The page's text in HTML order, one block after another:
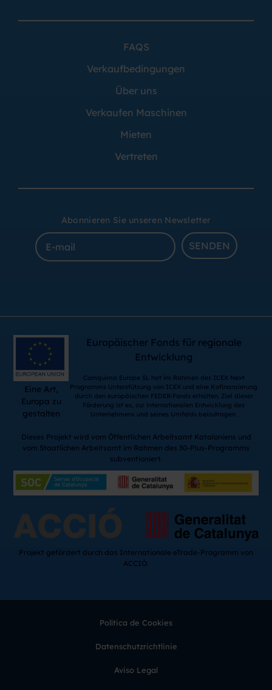
FAQS
Verkaufbedingungen
Über uns
Verkaufen Maschinen
Mieten
Vertreten
Abonnieren Sie unseren Newsletter
SENDEN
Eine Art,
Europa zu
gestalten
Europäischer Fonds für regionale
Entwicklung
Comquima Europe SL hat im Rahmen des ICEX Next
Programms Unterstützung von ICEX und eine Kofinanzierung
durch den europäischen FEDER-Fonds erhalten. Ziel dieser
Förderung ist es, zur internationalen Entwicklung des
Unternehmens und seines Umfelds beizutragen.
Dieses Projekt wird vom Öffentlichen Arbeitsamt Kataloniens und
vom Staatlichen Arbeitsamt im Rahmen des 30-Plus-Programms
subventioniert.
Projekt gefördert durch das Internationale eTrade-Programm von
ACCIÓ.
Política de Cookies
Datenschutzrichtlinie
Aviso Legal